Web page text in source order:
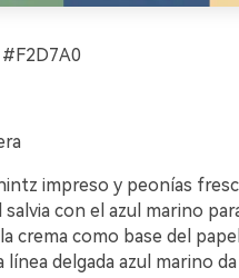
impreso y peonías
con el azul marino
crema como base del
delgada azul marino